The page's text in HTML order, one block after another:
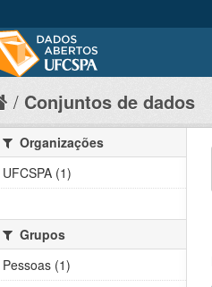
Conjuntos de dados
Organizações
UFCSPA (1)
Grupos
Pessoas (1)